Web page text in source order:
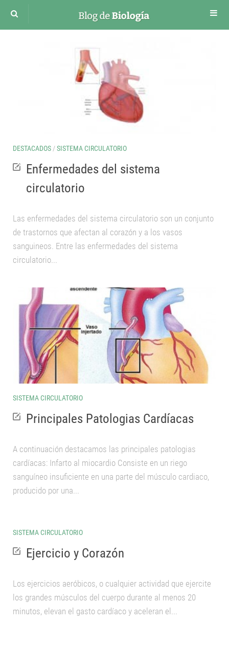
Sistema respiratorio
Sistema Reproductor Masculino
Aparato Reproductor Femenino
Funciones vitales
Salud
Nutrición
Genética
Ecología
DESTACADOS /SISTEMA CIRCULATORIO
Enfermedades del sistema
circulatorio
Las enfermedades del sistema circulatorio son un conjunto
de trastornos que afectan al corazón y a los vasos
sanguineos. Entre las enfermedades del sistema
circulatorio...
SISTEMA CIRCULATORIO
Principales Patologias Cardíacas
A continuación destacamos las principales patologias
cardíacas: Infarto al miocardio Consiste en un riego
sanguíneo insuficiente en una parte del músculo cardiaco,
producido por una...
SISTEMA CIRCULATORIO
Ejercicio y Corazón
Los ejercicios aeróbicos, o cualquier actividad que ejercite
los grandes músculos del cuerpo durante al menos 20
minutos, elevan el gasto cardíaco y aceleran el...